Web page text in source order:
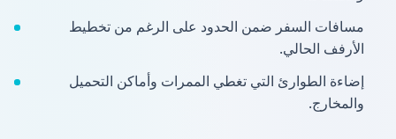
مسافات السفر ضمن الحدود على الرغم من تخطيط
الأرفف الحالي.
إضاءة الطوارئ التي تغطي الممرات وأماكن التحميل
والمخارج.